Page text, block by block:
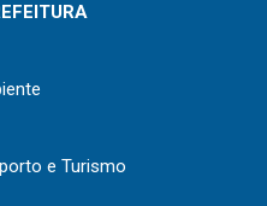
e Turismo